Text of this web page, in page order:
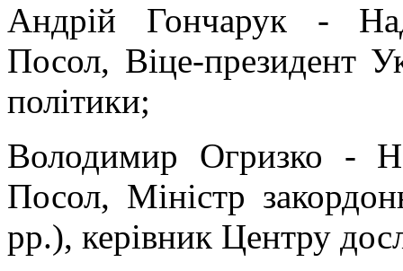
Андрій Гончарук -
Посол, Віце-президент
політики;
Володимир Огризко -
Посол, Міністр
рр.), керівник Центру